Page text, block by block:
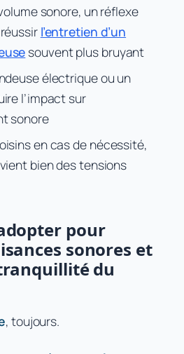
sonore, un réflexe
l’entretien d’un
souvent plus bruyant
électrique ou un
l’impact sur
sonore
en cas de nécessité,
bien des tensions
pour
sonores et
du
, toujours.